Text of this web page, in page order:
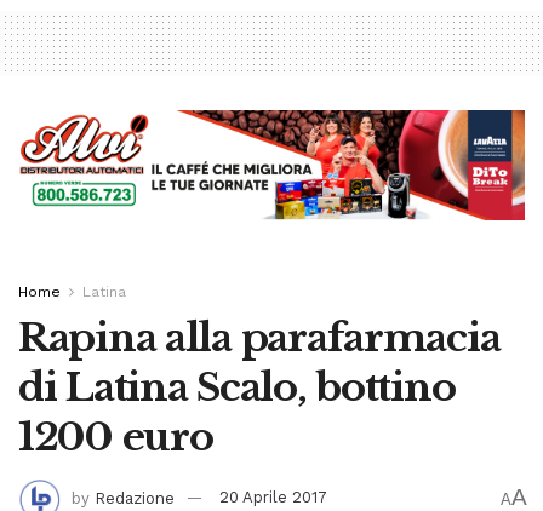
Home Latina
Rapina alla parafarmacia
di Latina Scalo, bottino
1200 euro
by Redazione 20 Aprile 2017 AA